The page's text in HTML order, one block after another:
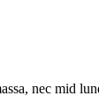
nec mid